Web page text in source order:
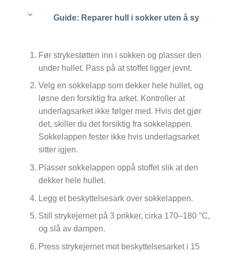
Guide: Reparer hull i sokker uten å sy
Før strykestøtten inn i sokken og plasser den
under hullet. Pass på at stoffet ligger jevnt.
Velg en sokkelapp som dekker hele hullet, og
løsne den forsiktig fra arket. Kontroller at
underlagsarket ikke følger med. Hvis det gjør
det, skiller du det forsiktig fra sokkelappen.
Sokkelappen fester ikke hvis underlagsarket
sitter igjen.
Plasser sokkelappen oppå stoffet slik at den
dekker hele hullet.
Legg et beskyttelsesark over sokkelappen.
Still strykejernet på 3 prikker, cirka 170–180 °C,
og slå av dampen.
Press strykejernet mot beskyttelsesarket i 15